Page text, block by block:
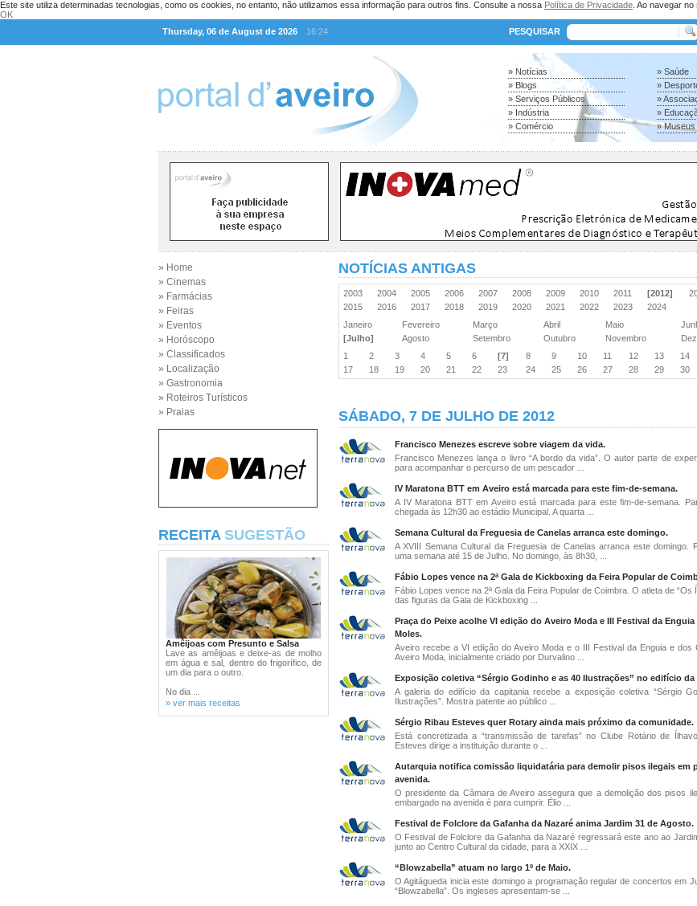
Este site utiliza determinadas tecnologias, como os cookies, no entanto, não utilizamos essa informação para outros fins. Consulte a nossa Política de Privacidade . Ao navegar
OK
Thursday, 06 de August de 2026
16:24 PESQUISAR
» Notícias
» Blogs
» Serviços Públicos
» Indústria
» Comércio
» Saúde
»
»
»
» Museus
» Home
» Cinemas
» Farmácias
» Feiras
» Eventos
» Horóscopo
» Classificados
» Localização
» Gastronomia
» Roteiros Turísticos
» Praias
RECEITA SUGESTÃO
Amêijoas com Presunto e Salsa
Lave as amêijoas e deixe-as de molho
em água e sal, dentro do frigorífico, de
um dia para o outro.
No dia ...
» ver mais receitas
NOTÍCIAS ANTIGAS
2003 2004 2005 2006 2007 2008 2009 2010 2011 [2012]
2015
2016 2017 2018 2019 2020 2021 2022 2023
2024
Janeiro
Fevereiro Março Abril Maio
[Julho]
Agosto Setembro Outubro Novembro
1
2 3 4 5 6 [7] 8 9 10 11 12 13 14
17
18 19 20 21 22 23 24 25 26 27 28 29 30
SÁBADO, 7 DE JULHO DE 2012
Francisco Menezes escreve sobre viagem da vida.
Francisco Menezes lança o livro “A bordo da vida”. O autor parte de
para acompanhar o percurso de um pescador ...
IV Maratona BTT em Aveiro está marcada para este fim-de-semana.
A IV Maratona BTT em Aveiro está marcada para este fim-de-semana.
chegada às 12h30 ao estádio Municipal. A quarta ...
Semana Cultural da Freguesia de Canelas arranca este domingo.
A XVIII Semana Cultural da Freguesia de Canelas arranca este domingo.
uma semana até 15 de Julho. No domingo, às 8h30, ...
Fábio Lopes vence na 2ª Gala de Kickboxing da Feira Popular de
Fábio Lopes vence na 2ª Gala da Feira Popular de Coimbra. O atleta de “Os
das figuras da Gala de Kickboxing ...
Praça do Peixe acolhe VI edição do Aveiro Moda e III Festival da
Moles.
Aveiro recebe a VI edição do Aveiro Moda e o III Festival da Enguia e dos
Aveiro Moda, inicialmente criado por Durvalino ...
Exposição coletiva “Sérgio Godinho e as 40 Ilustrações” no edifício da
A galeria do edifício da capitania recebe a exposição coletiva “Sérgio
Ilustrações”. Mostra patente ao público ...
Sérgio Ribau Esteves quer Rotary ainda mais próximo da comunidade.
Está concretizada a “transmissão de tarefas” no Clube Rotário de
Esteves dirige a instituição durante o ...
Autarquia notifica comissão liquidatária para demolir pisos ilegais em
avenida.
O presidente da Câmara de Aveiro assegura que a demolição dos pisos
embargado na avenida é para cumprir. Élio ...
Festival de Folclore da Gafanha da Nazaré anima Jardim 31 de Agosto.
O Festival de Folclore da Gafanha da Nazaré regressará este ano ao
junto ao Centro Cultural da cidade, para a XXIX ...
“Blowzabella” atuam no largo 1º de Maio.
O Agitágueda inicia este domingo a programação regular de concertos em
“Blowzabella”. Os ingleses apresentam-se ...